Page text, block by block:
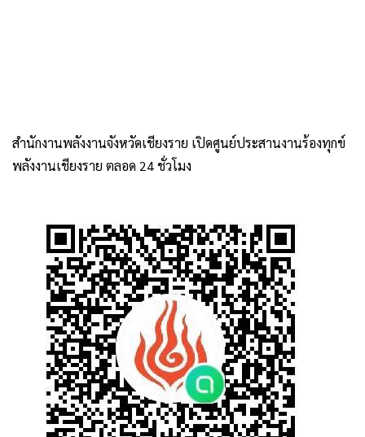
สำนักงานพลังงานจังหวัดเชียงราย เปิดศูนย์ประสานงานร้องทุกข์
พลังงานเชียงราย ตลอด 24 ชั่วโมง